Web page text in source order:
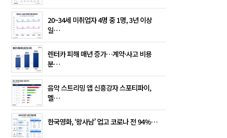
20~34세 미취업자 4명 중 1명, 3년 이상
일…
렌터카 피해 매년 증가…계약·사고 비용
분…
음악 스트리밍 앱 신흥강자 스포티파이,
멜…
한국영화, ‘왕사남’ 업고 코로나 전 94%…